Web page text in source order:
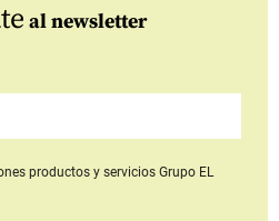
al newsletter
productos y serviciosGrupo EL